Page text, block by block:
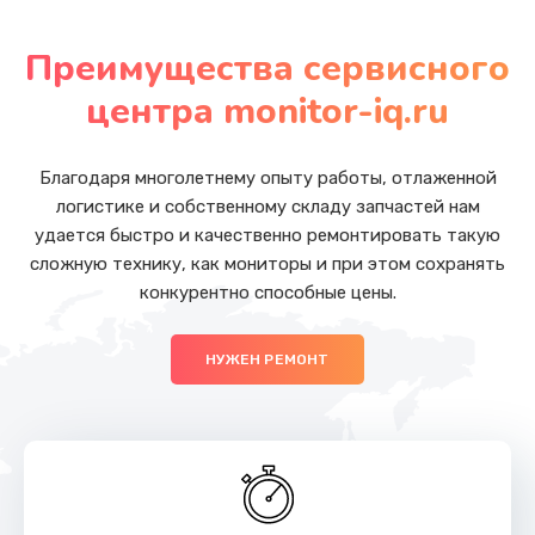
Заказать
от 1090 руб.
Заказать
Замена USB порта
Заказать
Заказать
Преимущества сервисного
центра monitor-iq.ru
Благодаря многолетнему опыту работы, отлаженной
логистике и собственному складу запчастей нам
удается быстро и качественно ремонтировать такую
сложную технику, как мониторы и при этом сохранять
конкурентно способные цены.
НУЖЕН РЕМОНТ